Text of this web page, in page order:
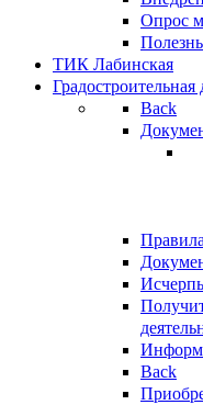
Опрос
ТИК Лабинская
Градостроительная
Back
Back